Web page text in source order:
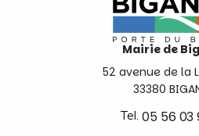
Mairie de
52 avenue de la
33380
Tel. 05 56 03